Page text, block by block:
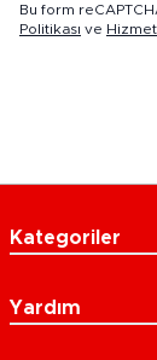
Bu form
Politikası ve Hizmet
Kategoriler
Yardım